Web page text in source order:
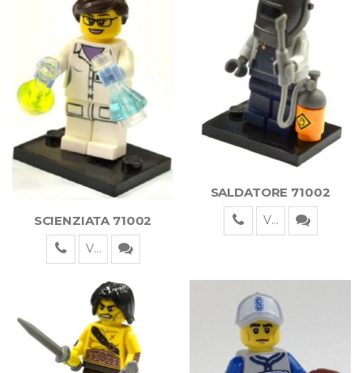
SCIENZIATA 71002
Visualizza
SALDATORE 71002
Visualizza